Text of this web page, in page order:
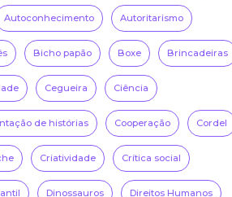
Autoconhecimento Autoritarismo
Bicho papão Boxe Brincadeiras
Cegueira Ciência
de histórias Cooperação Cordel
Criatividade Crítica social
Dinossauros Direitos Humanos